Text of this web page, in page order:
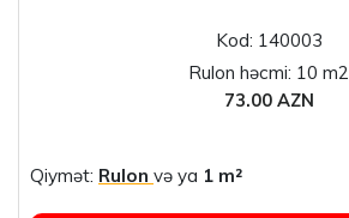
Kod: 140003
Rulon həcmi: 10 m2
73.00 AZN
Qiymət: Rulon və ya 1 m²